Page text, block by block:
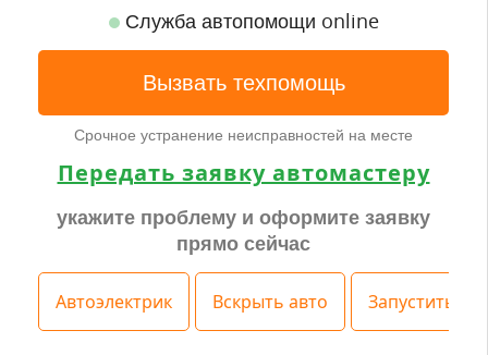
Служба автопомощи online
Вызвать техпомощь
Срочное устранение неисправностей на месте
Передать заявку автомастеру
укажите проблему и оформите заявку
прямо сейчас
Автоэлектрик Вскрыть авто Запустить